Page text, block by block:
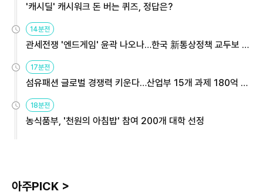
'캐시딜' 캐시워크 돈 버는 퀴즈, 정답은?
14분전
관세전쟁 '엔드게임' 윤곽 나오나…한국 新통상정책 교두보 활
17분전
섬유패션 글로벌 경쟁력 키운다…산업부 15개 과제 180억 지
18분전
농식품부, '천원의 아침밥' 참여 200개 대학 선정
아주PICK >